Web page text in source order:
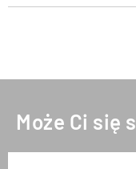
Może Ci się